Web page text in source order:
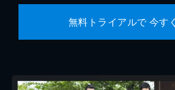
無料トライアルで 今す